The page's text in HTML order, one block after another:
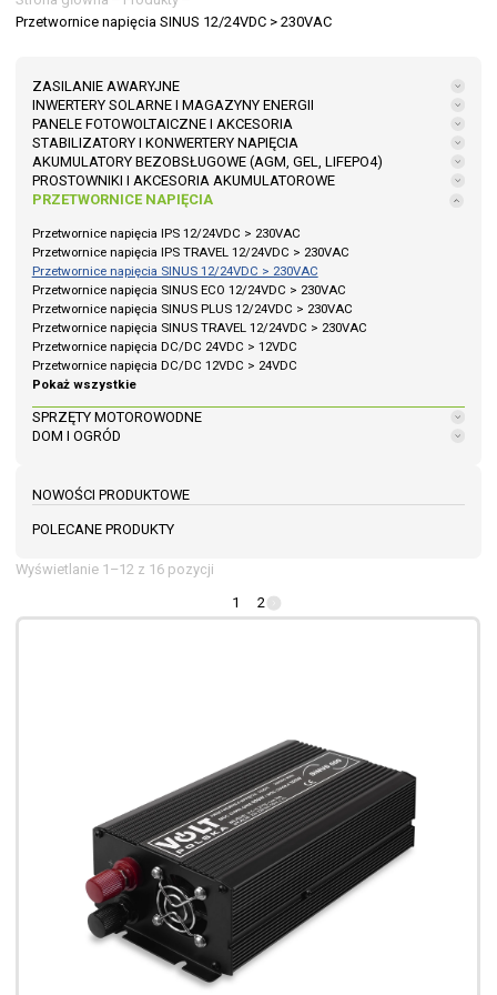
Przetwornice napięcia SINUS 12/24VDC > 230VAC
ZASILANIE AWARYJNE
INWERTERY SOLARNE I MAGAZYNY ENERGII
PANELE FOTOWOLTAICZNE I AKCESORIA
STABILIZATORY I KONWERTERY NAPIĘCIA
AKUMULATORY BEZOBSŁUGOWE (AGM, GEL, LIFEPO4)
PROSTOWNIKI I AKCESORIA AKUMULATOROWE
PRZETWORNICE NAPIĘCIA
Przetwornice napięcia IPS 12/24VDC > 230VAC
Przetwornice napięcia IPS TRAVEL 12/24VDC > 230VAC
Przetwornice napięcia SINUS 12/24VDC > 230VAC
Przetwornice napięcia SINUS ECO 12/24VDC > 230VAC
Przetwornice napięcia SINUS PLUS 12/24VDC > 230VAC
Przetwornice napięcia SINUS TRAVEL 12/24VDC > 230VAC
Przetwornice napięcia DC/DC 24VDC > 12VDC
Przetwornice napięcia DC/DC 12VDC > 24VDC
Pokaż wszystkie
SPRZĘTY MOTOROWODNE
DOM I OGRÓD
NOWOŚCI PRODUKTOWE
POLECANE PRODUKTY
Wyświetlanie 1–12 z 16 pozycji
1
2